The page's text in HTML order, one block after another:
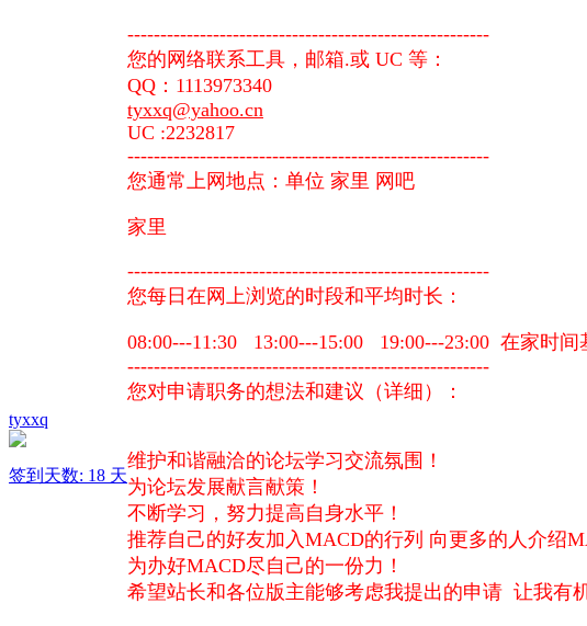
tyxxq
签到天数: 18 天
-------------------------------------------------------
您的网络联系工具，邮箱.或 UC 等：
QQ：1113973340
tyxxq@yahoo.cn
UC :2232817
-------------------------------------------------------
您通常上网地点：单位 家里 网吧
家里
-------------------------------------------------------
您每日在网上浏览的时段和平均时长：
08:00---11:30 13:00---15:00 19:00---23:00 在家时间
-------------------------------------------------------
您对申请职务的想法和建议（详细）：
维护和谐融洽的论坛学习交流氛围！
为论坛发展献言献策！
不断学习，努力提高自身水平！
推荐自己的好友加入MACD的行列 向更多的人介绍
为办好MACD尽自己的一份力！
希望站长和各位版主能够考虑我提出的申请 让我